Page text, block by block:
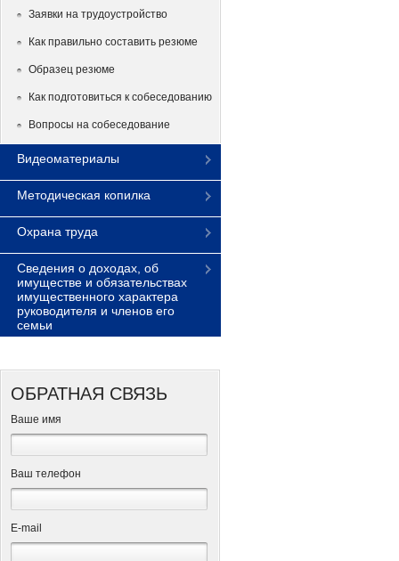
Заявки на трудоустройство
Как правильно составить резюме
Образец резюме
Как подготовиться к собеседованию
Вопросы на собеседование
Видеоматериалы
Методическая копилка
Охрана труда
Сведения о доходах, об
имуществе и обязательствах
имущественного характера
руководителя и членов его
семьи
ОБРАТНАЯ СВЯЗЬ
Ваше имя
Ваш телефон
Е-mail